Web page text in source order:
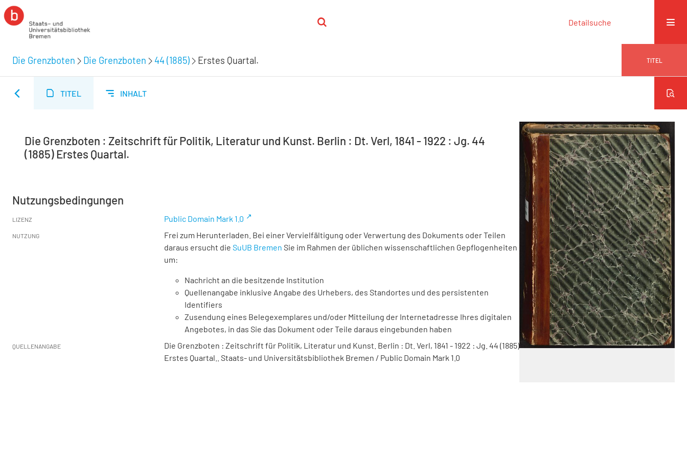
Detailsuche
Die Grenzboten Die Grenzboten 44 (1885) Erstes Quartal. TITEL
TITEL INHALT
Die Grenzboten : Zeitschrift für Politik, Literatur und Kunst. Berlin : Dt. Verl, 1841 - 1922 : Jg. 44
(1885) Erstes Quartal.
Nutzungsbedingungen
LIZENZ Public Domain Mark 1.0
NUTZUNG
Frei zum Herunterladen. Bei einer Vervielfältigung oder Verwertung des Dokuments oder Teilen
daraus ersucht die SuUB Bremen Sie im Rahmen der üblichen wissenschaftlichen Gepflogenheiten
um:
Nachricht an die besitzende Institution
Quellenangabe inklusive Angabe des Urhebers, des Standortes und des persistenten
Identifiers
Zusendung eines Belegexemplares und/oder Mitteilung der Internetadresse Ihres digitalen
Angebotes, in das Sie das Dokument oder Teile daraus eingebunden haben
QUELLENANGABE
Die Grenzboten : Zeitschrift für Politik, Literatur und Kunst. Berlin : Dt. Verl, 1841 - 1922 : Jg. 44 (1885)
Erstes Quartal.. Staats- und Universitätsbibliothek Bremen / Public Domain Mark 1.0